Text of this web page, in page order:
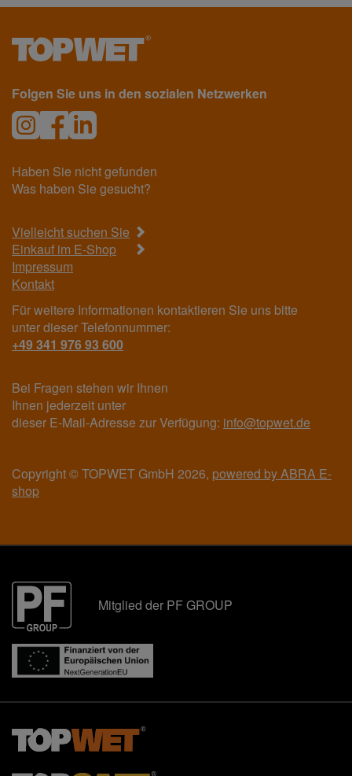
Folgen Sie uns in den sozialen Netzwerken
Haben Sie nicht gefunden
Was haben Sie gesucht?
Vielleicht suchen Sie
Einkauf im E-Shop
Impressum
Kontakt
Für weitere Informationen kontaktieren Sie uns bitte
unter dieser Telefonnummer:
+49 341 976 93 600
Bei Fragen stehen wir Ihnen
Ihnen jederzeit unter
dieser E-Mail-Adresse zur Verfügung: info@topwet.de
Copyright © TOPWET GmbH 2026, powered by ABRA E-
shop
Mitglied der PF GROUP